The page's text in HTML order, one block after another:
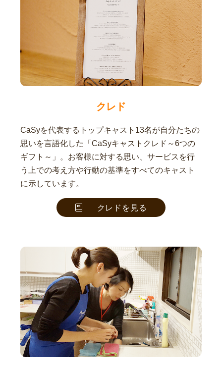
クレド
CaSyを代表するトップキャスト13名が自分たちの
思いを言語化した「CaSyキャストクレド～6つの
ギフト～」。お客様に対する思い、サービスを行
う上での考え方や行動の基準をすべてのキャスト
に示しています。
クレドを見る